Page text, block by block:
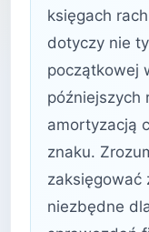
księgach
dotyczy nie
początkowej
późniejszych
amortyzacją
znaku.
zaksięgować
niezbędne